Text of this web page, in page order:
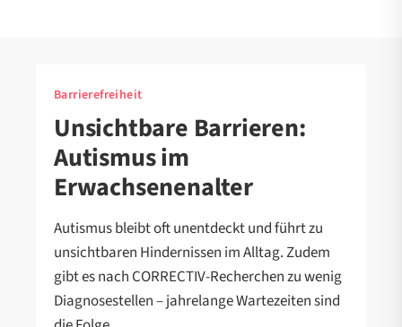
Barrierefreiheit
Unsichtbare Barrieren:
Autismus im
Erwachsenenalter
Autismus bleibt oft unentdeckt und führt zu
unsichtbaren Hindernissen im Alltag. Zudem
gibt es nach CORRECTIV-Recherchen zu wenig
Diagnosestellen – jahrelange Wartezeiten sind